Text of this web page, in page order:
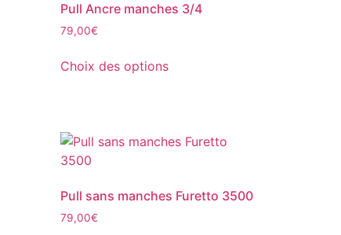
Pull Ancre manches 3/4
79,00€
Choix des options
Pull sans manches Furetto 3500
79,00€